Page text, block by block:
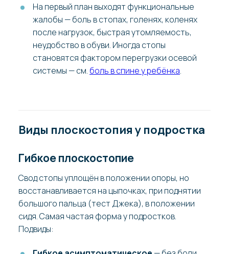
На первый план выходят функциональные
жалобы — боль в стопах, голенях, коленях
после нагрузок, быстрая утомляемость,
неудобство в обуви. Иногда стопы
становятся фактором перегрузки осевой
системы — см. боль в спине у ребёнка.
Виды плоскостопия у подростка
Гибкое плоскостопие
Свод стопы уплощён в положении опоры, но
восстанавливается на цыпочках, при поднятии
большого пальца (тест Джека), в положении
сидя. Самая частая форма у подростков.
Подвиды: